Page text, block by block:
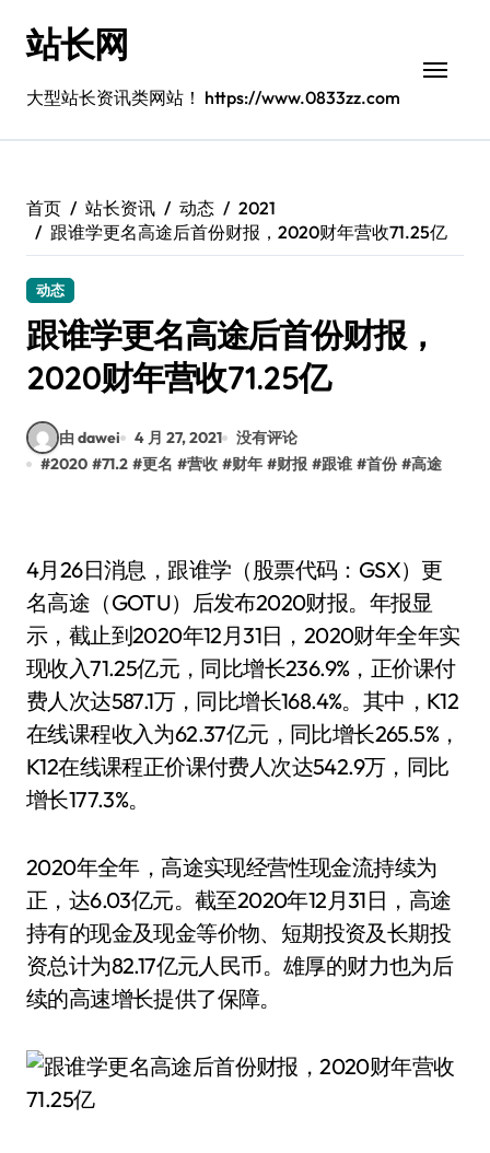
站长网
大型站长资讯类网站！ https://www.0833zz.com
首页 站长资讯 动态
2021
跟谁学更名高途后首份财报，2020财年营收71.25亿
动态
跟谁学更名高途后首份财报，
2020财年营收71.25亿
由 dawei 4 月 27, 2021
没有评论
#2020 #71.2 #更名 #营收 #财年 #财报 #跟谁 #首份 #高途
4月26日消息，跟谁学（股票代码：GSX）更
名高途（GOTU）后发布2020财报。年报显
示，截止到2020年12月31日，2020财年全年实
现收入71.25亿元，同比增长236.9%，正价课付
费人次达587.1万，同比增长168.4%。其中，K12
在线课程收入为62.37亿元，同比增长265.5%，
K12在线课程正价课付费人次达542.9万，同比
增长177.3%。
2020年全年，高途实现经营性现金流持续为
正，达6.03亿元。截至2020年12月31日，高途
持有的现金及现金等价物、短期投资及长期投
资总计为82.17亿元人民币。雄厚的财力也为后
续的高速增长提供了保障。